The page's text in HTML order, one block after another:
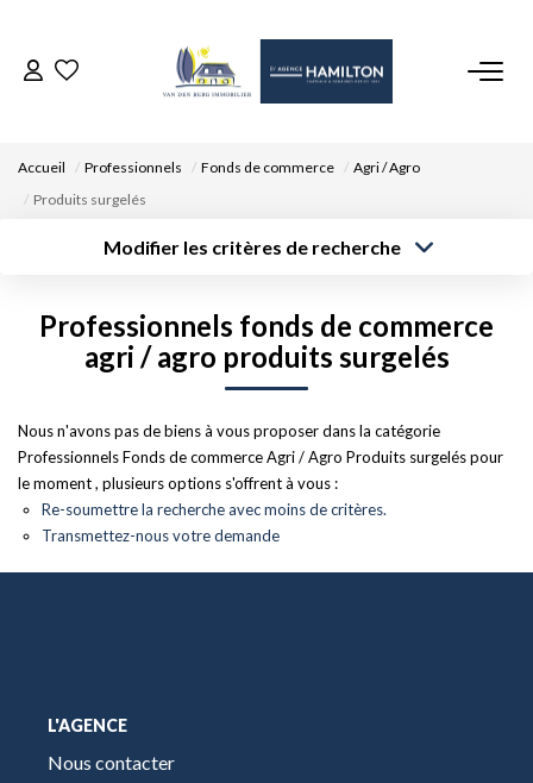
VENDRE UN BIEN
DÉPOSEZ VOTRE RECHERCHE
CONTACT
EN
Accueil Professionnels Fonds de commerce
Agri / Agro
Produits surgelés
Modifier les critères de recherche
Type de bien
Surface min
Budget max
Professionnels fonds de commerce
agri / agro produits surgelés
Nous n'avons pas de biens à vous proposer dans la catégorie
Professionnels Fonds de commerce Agri / Agro Produits surgelés pour
le moment , plusieurs options s'offrent à vous :
Re-soumettre la recherche avec moins de critères.
Transmettez-nous votre demande
L'AGENCE
Nous contacter